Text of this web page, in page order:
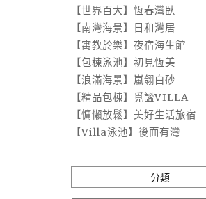
【世界百大】恆春灣臥
【南灣海景】日和灣居
【寓教於樂】夜宿海生館
【包棟泳池】初見恆美
【浪滿海景】嵐翎白砂
【精品包棟】覓謐VILLA
【慵懶放鬆】美好生活旅宿
【Villa泳池】後面有灣
分類